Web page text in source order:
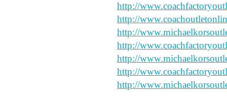
http://
http://
http://
http://
http://
http://
http://